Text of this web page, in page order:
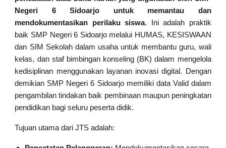
Negeri 6 Sidoarjo untuk memantau dan
mendokumentasikan perilaku siswa. Ini adalah praktik
baik SMP Negeri 6 Sidoarjo melalui HUMAS, KESISWAAN
dan SIM Sekolah dalam usaha untuk membantu guru, wali
kelas, dan staf bimbingan konseling (BK) dalam mengelola
kedisiplinan menggunakan layanan inovasi digital. Dengan
demikian SMP Negeri 6 Sidoarjo memiliki data Valid dalam
pengambilan tindakan baik pembinaan maupun peningkatan
pendidikan bagi seluru peserta didik.
Tujuan utama dari JTS adalah: